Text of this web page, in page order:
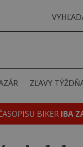
ZĽAVY
BIKER IBA